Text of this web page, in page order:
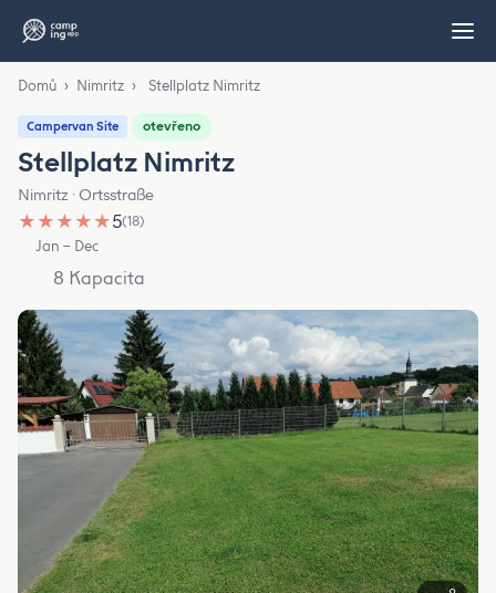
Domů › Nimritz › Stellplatz Nimritz
Campervan Site otevřeno
Stellplatz Nimritz
Nimritz · Ortsstraße
★ ★ ★ ★ ★5(18)
Jan – Dec
8 Kapacita